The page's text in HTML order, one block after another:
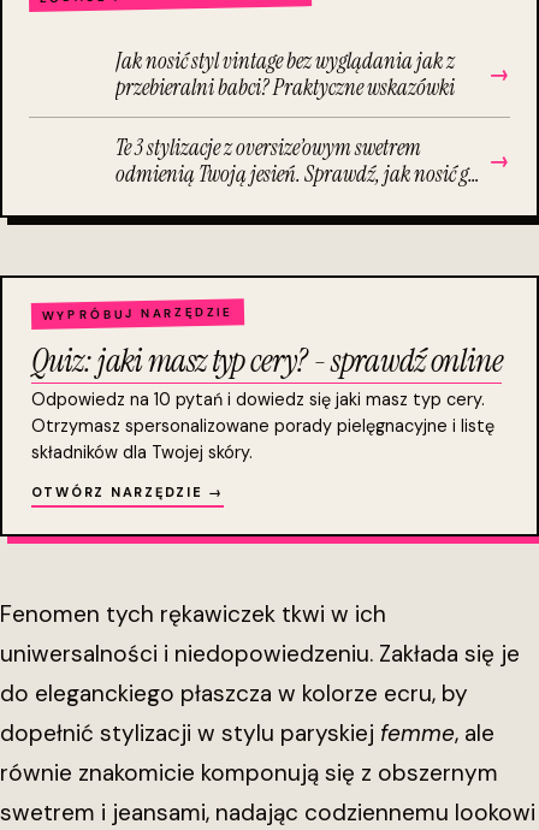
Jak nosić styl vintage bez wyglądania jak z
przebieralni babci? Praktyczne wskazówki
→
Te 3 stylizacje z oversize’owym swetrem
odmienią Twoją jesień. Sprawdź, jak nosić go →
WYPRÓBUJ NARZĘDZIE
Quiz: jaki masz typ cery? - sprawdź online
Odpowiedz na 10 pytań i dowiedz się jaki masz typ cery.
Otrzymasz spersonalizowane porady pielęgnacyjne i listę
składników dla Twojej skóry.
OTWÓRZ NARZĘDZIE →
Fenomen tych rękawiczek tkwi w ich
uniwersalności i niedopowiedzeniu. Zakłada się je
do eleganckiego płaszcza w kolorze ecru, by
dopełnić stylizacji w stylu paryskiej femme, ale
równie znakomicie komponują się z obszernym
swetrem i jeansami, nadając codziennemu lookowi